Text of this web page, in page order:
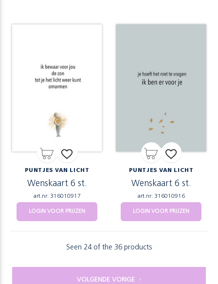
PUNTJES VAN LICHT
Wenskaart 6 st.
art.nr: 316010917
LOGIN VOOR PRIJZEN
PUNTJES VAN LICHT
Wenskaart 6 st.
art.nr: 316010916
LOGIN VOOR PRIJZEN
Seen 24 of the 36 products
VOLGENDE VORIGE